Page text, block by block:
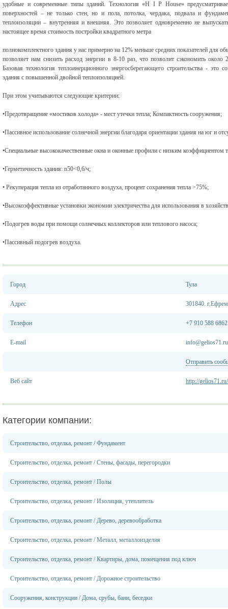
удобные и современные типы зданий. Технология «H I P House»
поверхностей – не только стен, но и пола, потолка, чердака, подвала и
теплоизоляции – внутренняя и внешняя. Это позволяет одновременно не
настоящее время стоимость постройки квадратного метра
полнокомплектного здания у нас примерно на 12% меньше средних показателей для
позволяет нам снизить расход энергии в 8-10 раз, что позволит сэкономить
Базовая технология теплоинерционного энергосберегающего строительства - это
здания с повышенной двойной теплоизоляцией.
При этом учитываются следующие критерии:
•Предотвращение «мостиков холода» - мест утечки тепла; Компактность сооружения;
•Пассивное использование солнечной энергии благодаря ориентации здания на юг и
•Специальные высококачественные окна и оконные профили с низким коэффициентом
•Герметичность здания: n50<0,6/ч;
• Рекуперация тепла из отработанного воздуха, процент сохранения тепла >75%;
•Высокоэффективные установки экономии электричества для использования в
•Подогрев воды при помощи солнечных коллекторов или теплового насоса;
•Пассивный подогрев воздуха.
Город Тула
Адрес 301840.
Телефон +7 910 588 6862
E-mail info@gelios71.ru
Отправить
Веб сайт http://gelios71.ru/
Категории компании:
Строительство, отделка, ремонт /Фундамент
Строительство, отделка, ремонт /Стены, фасады, перегородки
Строительство, отделка, ремонт /Полы
Строительство, отделка, ремонт /Изоляция, утеплитель
Строительство, отделка, ремонт /Дерево, деревообработка
Строительство, отделка, ремонт /Металл, металлоизделия
Строительство, отделка, ремонт /Квартиры, дома, помещения под ключ
Строительство, отделка, ремонт /Дорожное строительство
Сооружения, конструкции /Дома, срубы, бани, беседки